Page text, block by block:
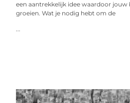
een aantrekkelijk idee waardoor jouw
groeien. Wat je nodig hebt om de
...